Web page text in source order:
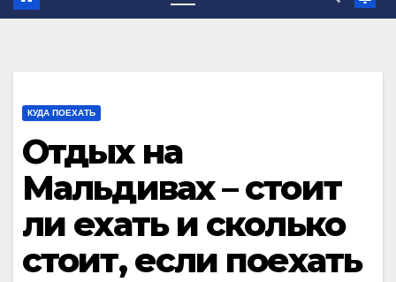
КУДА ПОЕХАТЬ
Отдых на
Мальдивах – стоит
ли ехать и сколько
стоит, если поехать